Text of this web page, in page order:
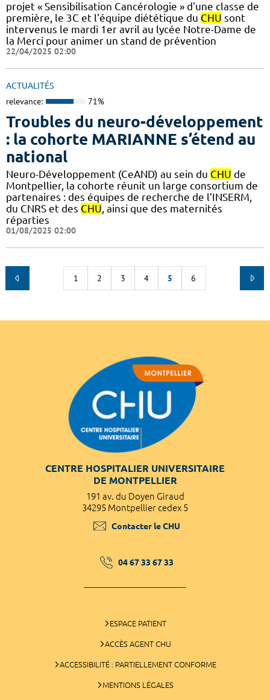
projet « Sensibilisation Cancérologie » d'une classe de
première, le 3C et l'équipe diététique du CHU sont
intervenus le mardi 1er avril au lycée Notre-Dame de
la Merci pour animer un stand de prévention
22/04/2025 02:00
ACTUALITÉS
relevance: 71%
Troubles du neuro-développement
: la cohorte MARIANNE s’étend au
national
Neuro-Développement (CeAND) au sein du CHU de
Montpellier, la cohorte réunit un large consortium de
partenaires : des équipes de recherche de l’INSERM,
du CNRS et des CHU , ainsi que des maternités
réparties
01/08/2025 02:00
1 2 3 4 5 6
CENTRE HOSPITALIER UNIVERSITAIRE
DE MONTPELLIER
191 av. du Doyen Giraud
34295 Montpellier cedex 5
Contacter le CHU
04 67 33 67 33
ESPACE PATIENT
ACCÈS AGENT CHU
ACCESSIBILITÉ : PARTIELLEMENT CONFORME
MENTIONS LÉGALES